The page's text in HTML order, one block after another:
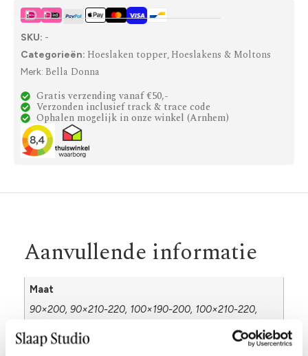
SKU: -
Categorieën: Hoeslaken topper, Hoeslakens & Moltons
Merk: Bella Donna
Gratis verzending vanaf €50,-
Verzonden inclusief track & trace code
Ophalen mogelijk in onze winkel (Arnhem)
Aanvullende informatie
Maat
90×200, 90×210-220, 100×190-200, 100×210-220,
220, 160×210-220, 160×200, 180×190-200, 180×210-